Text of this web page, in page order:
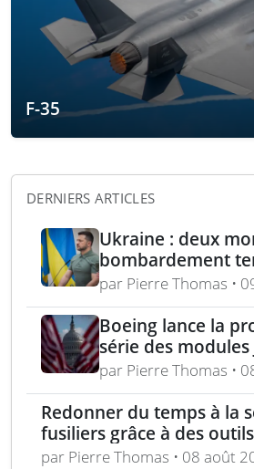
F-35
DERNIERS ARTICLES
Ukraine : deux
bombardement
Kharkiv –
lance-roquettes
missiles ATACMS
par Pierre Thomas •
Boeing lance la
série des modules
pour frappes de
longue portée
par Pierre Thomas •
Redonner du temps à la
fusiliers grâce à des
planification optimisés
par Pierre Thomas • 08 août